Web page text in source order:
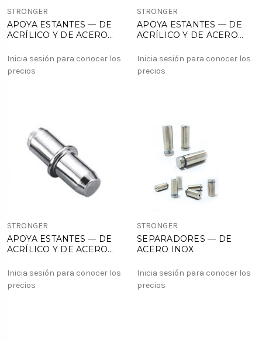
STRONGER
APOYA ESTANTES — DE
ACRÍLICO Y DE ACERO
Inicia sesión para conocer los
precios
STRONGER
APOYA ESTANTES — DE
ACRÍLICO Y DE ACERO
Inicia sesión para conocer los
precios
STRONGER
APOYA ESTANTES — DE
ACRÍLICO Y DE ACERO
Inicia sesión para conocer los
precios
STRONGER
SEPARADORES — DE
ACERO INOX
Inicia sesión para conocer los
precios